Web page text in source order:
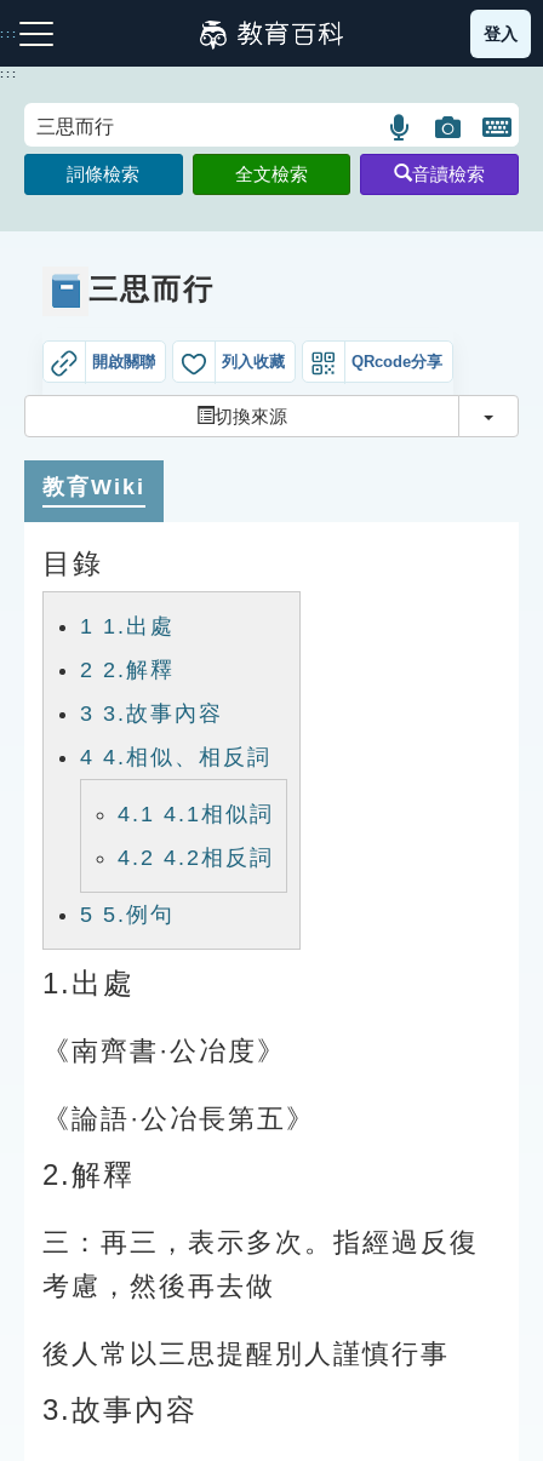
到
主
:::
注音索引圖示 筆畫索引圖示 部首索引表圖示
網站導覽
生字詞彙表
成語故事
索引選單
單字索引
生命大百科索引
遊戲專區
貓頭鷹博士
登入
:::
語
言
搜
圖
片
搜
開
鍵
詞條檢索 全文檢索 音讀檢索
三思而行
開啟關聯 列入收藏 QRcode分享
切換來源 切換
教育Wiki
目錄
1 1.出處
2 2.解釋
3 3.故事內容
4 4.相似、相反詞
4.1 4.1相似詞
4.2 4.2相反詞
5 5.例句
1.出處
《南齊書·公冶度》
《論語·公冶長第五》
2.解釋
三：再三，表示多次。指經過反復
考慮，然後再去做
後人常以三思提醒別人謹慎行事
3.故事內容